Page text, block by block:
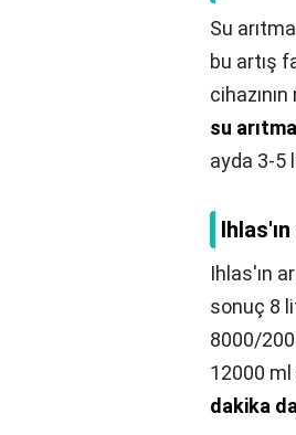
Su
bu artış
su arıtma
ayda 3-5
Ihlas'ın
sonuç 8
8000/
12000
dakika